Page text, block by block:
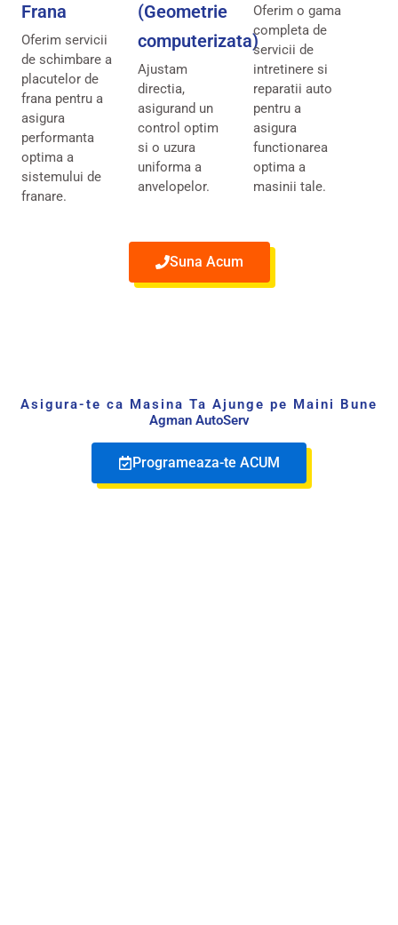
Frana
Oferim servicii
de schimbare a
placutelor de
frana pentru a
asigura
performanta
optima a
sistemului de
franare.
(Geometrie
computerizata)
Ajustam
directia,
asigurand un
control optim
si o uzura
uniforma a
anvelopelor.
Oferim o gama
completa de
servicii de
intretinere si
reparatii auto
pentru a
asigura
functionarea
optima a
masinii tale.
Suna Acum
Asigura-te ca Masina Ta Ajunge pe Maini Bune​
Agman AutoServ
Programeaza-te ACUM